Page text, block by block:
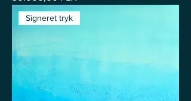
Signeret tryk